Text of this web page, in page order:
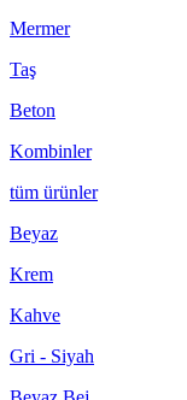
Mermer
Taş
Beton
Kombinler
tüm ürünler
Beyaz
Krem
Kahve
Gri - Siyah